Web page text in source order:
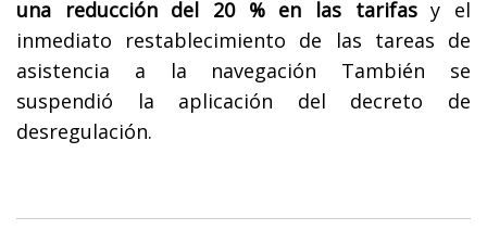
una reducción del 20 % en las tarifasy el
inmediato restablecimiento de las tareas de
asistencia a la navegación También se
suspendió la aplicación del decreto de
desregulación.